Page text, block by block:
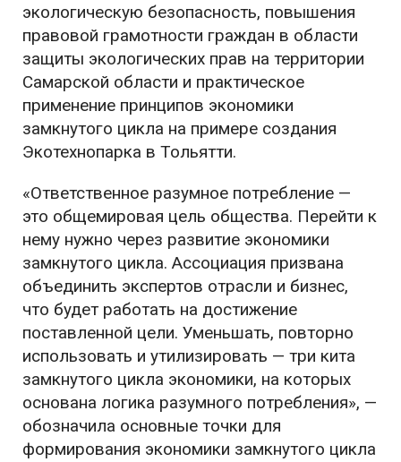
экологическую безопасность, повышения
правовой грамотности граждан в области
защиты экологических прав на территории
Самарской области и практическое
применение принципов экономики
замкнутого цикла на примере создания
Экотехнопарка в Тольятти.
«Ответственное разумное потребление —
это общемировая цель общества. Перейти к
нему нужно через развитие экономики
замкнутого цикла. Ассоциация призвана
объединить экспертов отрасли и бизнес,
что будет работать на достижение
поставленной цели. Уменьшать, повторно
использовать и утилизировать — три кита
замкнутого цикла экономики, на которых
основана логика разумного потребления», —
обозначила основные точки для
формирования экономики замкнутого цикла